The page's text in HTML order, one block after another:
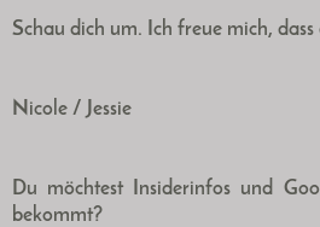
Schau dich um. Ich freue mich, dass
Nicole / Jessie
Du möchtest Insiderinfos und
bekommt?